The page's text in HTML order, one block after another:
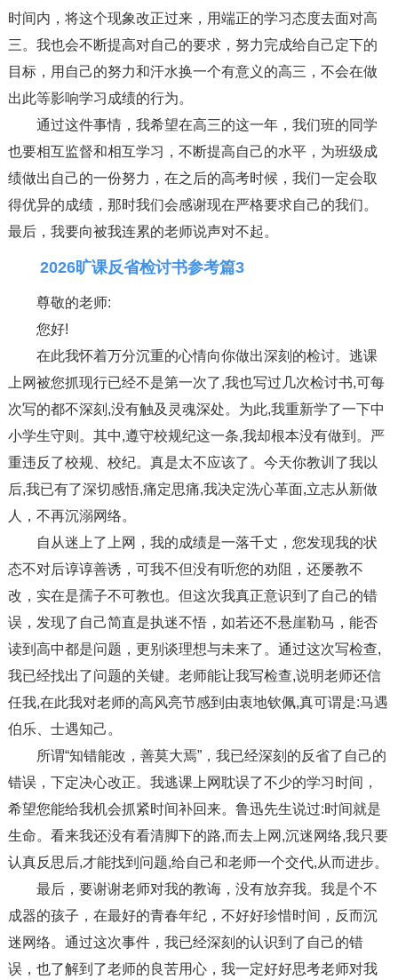
时间内，将这个现象改正过来，用端正的学习态度去面对高
三。我也会不断提高对自己的要求，努力完成给自己定下的
目标，用自己的努力和汗水换一个有意义的高三，不会在做
出此等影响学习成绩的行为。
通过这件事情，我希望在高三的这一年，我们班的同学
也要相互监督和相互学习，不断提高自己的水平，为班级成
绩做出自己的一份努力，在之后的高考时候，我们一定会取
得优异的成绩，那时我们会感谢现在严格要求自己的我们。
最后，我要向被我连累的老师说声对不起。
2026旷课反省检讨书参考篇3
尊敬的老师:
您好!
在此我怀着万分沉重的心情向你做出深刻的检讨。逃课
上网被您抓现行已经不是第一次了,我也写过几次检讨书,可每
次写的都不深刻,没有触及灵魂深处。为此,我重新学了一下中
小学生守则。其中,遵守校规纪这一条,我却根本没有做到。严
重违反了校规、校纪。真是太不应该了。今天你教训了我以
后,我已有了深切感悟,痛定思痛,我决定洗心革面,立志从新做
人，不再沉溺网络。
自从迷上了上网，我的成绩是一落千丈，您发现我的状
态不对后谆谆善诱，可我不但没有听您的劝阻，还屡教不
改，实在是孺子不可教也。但这次我真正意识到了自己的错
误，发现了自己简直是执迷不悟，如若还不悬崖勒马，能否
读到高中都是问题，更别谈理想与未来了。通过这次写检查,
我已经找出了问题的关键。老师能让我写检查,说明老师还信
任我,在此我对老师的高风亮节感到由衷地钦佩,真可谓是:马遇
伯乐、士遇知己。
所谓“知错能改，善莫大焉”，我已经深刻的反省了自己的
错误，下定决心改正。我逃课上网耽误了不少的学习时间，
希望您能给我机会抓紧时间补回来。鲁迅先生说过:时间就是
生命。看来我还没有看清脚下的路,而去上网,沉迷网络,我只要
认真反思后,才能找到问题,给自己和老师一个交代,从而进步。
最后，要谢谢老师对我的教诲，没有放弃我。我是个不
成器的孩子，在最好的青春年纪，不好好珍惜时间，反而沉
迷网络。通过这次事件，我已经深刻的认识到了自己的错
误，也了解到了老师的良苦用心，我一定好好思考老师对我